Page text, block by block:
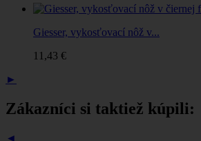
Giesser, vykosťovací nôž v...
11,43 €
►
Zákazníci si taktiež kúpili:
◄